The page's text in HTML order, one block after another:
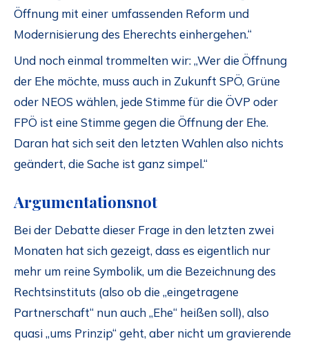
Öffnung mit einer umfassenden Reform und
Modernisierung des Eherechts einhergehen.“
Und noch einmal trommelten wir: „Wer die Öffnung
der Ehe möchte, muss auch in Zukunft SPÖ, Grüne
oder NEOS wählen, jede Stimme für die ÖVP oder
FPÖ ist eine Stimme gegen die Öffnung der Ehe.
Daran hat sich seit den letzten Wahlen also nichts
geändert, die Sache ist ganz simpel.“
Argumentationsnot
Bei der Debatte dieser Frage in den letzten zwei
Monaten hat sich gezeigt, dass es eigentlich nur
mehr um reine Symbolik, um die Bezeichnung des
Rechtsinstituts (also ob die „eingetragene
Partnerschaft“ nun auch „Ehe“ heißen soll), also
quasi „ums Prinzip“ geht, aber nicht um gravierende